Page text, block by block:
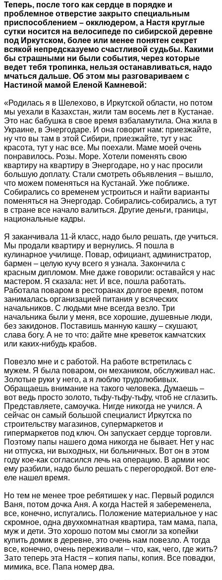
Теперь, после того как сердце в порядке и
проблемное отверстие закрыто специальным
приспособлением – окклюдером, а Настя круглые
сутки носится на велосипеде по сибирской деревне
под Иркутском, более или менее понятен секрет
всякой непредсказуемо счастливой судьбы. Какими
бы страшными ни были события, через которые
ведет тебя тропинка, нельзя останавливаться, надо
мчаться дальше. Об этом мы разговариваем с
Настиной мамой Еленой Камневой:
«Родилась я в Шелехово, в Иркутской области, но потом
мы уехали в Казахстан, жили там восемь лет в Кустанае.
Это нас бабушка в свое время взбаламутила. Она жила в
Украине, в Энергодаре. И она говорит нам: приезжайте,
ну что вы там в этой Сибири, приезжайте, тут у нас
красота, тут у нас все. Мы поехали. Маме моей очень
понравилось. Розы. Море. Хотели поменять свою
квартиру на квартиру в Энергодаре, но у нас просили
большую доплату. Стали смотреть объявления – вышло,
что можем поменяться на Кустанай. Уже поближе.
Собирались со временем устроиться и найти варианты
поменяться на Энергодар. Собирались-собирались, а тут
в стране все начало валиться. Другие деньги, границы,
национальные кадры.
Я заканчивала 11-й класс, надо было решать, где учиться.
Мы продали квартиру и вернулись. Я пошла в
кулинарное училище. Повар, официант, администратор,
бармен – целую кучу всего я узнала. Закончила с
красным дипломом. Мне даже говорили: оставайся у нас
мастером. Я сказала: нет. И все, пошла работать.
Работала поваром в ресторанах долгое время, потом
занималась организацией питания у всяческих
начальников. С людьми мне всегда везло. Три
начальника были у меня, все хорошие, душевные люди,
без закидонов. Поставишь манную кашку – скушают,
слава богу. А не то что: дайте мне креветок камчатских
или каких-нибудь крабов.
Повезло мне и с работой. На работе встретилась с
мужем. Я была поваром, он механиком, обслуживал нас.
Золотые руки у него, а я люблю трудолюбивых.
Обращаешь внимание на такого человека. Думаешь –
вот ведь просто золото, тьфу-тьфу-тьфу, чтоб не сглазить.
Представляете, самоучка. Нигде никогда не учился. А
сейчас он самый большой специалист Иркутска по
строительству магазинов, супермаркетов и
гипермаркетов под ключ. Он запускает сердце торговли.
Поэтому папы нашего дома никогда не бывает. Нет у нас
ни отпуска, ни выходных, ни больничных. Вот он в этом
году кое-как согласился лечь на операцию. В армии нос
ему разбили, надо было решать с перегородкой. Вот еле-
еле нашел время.
Но тем не менее трое ребятишек у нас. Первый родился
Ваня, потом дочка Аня. А когда Настей я забеременела,
все, конечно, испугались. Положение материальное у нас
скромное, одна двухкомнатная квартира, там мама, папа,
муж и дети. Это хорошо потом мы смогли за копейки
купить домик в деревне, это очень нам повезло. А тогда
все, конечно, очень переживали – что, как, чего, где жить?
Зато теперь эта Настя – копия папы, копия. Все повадки,
мимика, все. Папа номер два.